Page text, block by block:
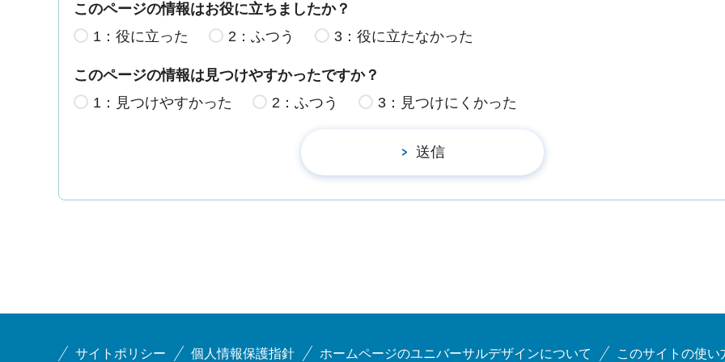
このページの情報はお役に立ちましたか？
1：役に立った
2：ふつう 3：役に立たなかった
このページの情報は見つけやすかったですか？
1：見つけやすかった
2：ふつう 3：見つけにくかった
サイトポリシー 個人情報保護指針 ホームページのユニバーサルデザインについて このサイトの使い